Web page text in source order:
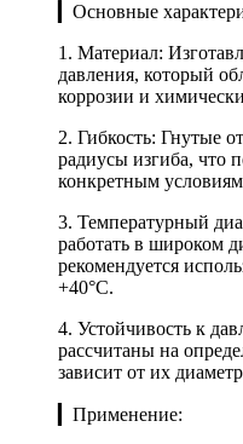
▎Основные
1. Материал:
давления, который
коррозии и
2. Гибкость: Гнутые
радиусы изгиба, что
конкретным
3. Температурный
работать в широком
рекомендуется
+40°C.
4. Устойчивость к
рассчитаны на
зависит от их
▎Применение: